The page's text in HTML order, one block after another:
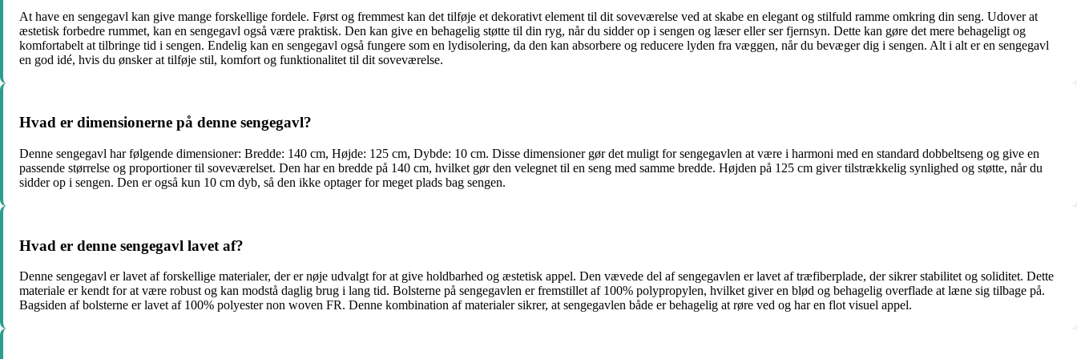
At have en sengegavl kan give mange forskellige fordele. Først og fremmest kan det tilføje et dekorativt element til dit soveværelse ved at skabe en elegant og stilfuld ramme omkring din seng. Udover at
æstetisk forbedre rummet, kan en sengegavl også være praktisk. Den kan give en behagelig støtte til din ryg, når du sidder op i sengen og læser eller ser fjernsyn. Dette kan gøre det mere behageligt og
komfortabelt at tilbringe tid i sengen. Endelig kan en sengegavl også fungere som en lydisolering, da den kan absorbere og reducere lyden fra væggen, når du bevæger dig i sengen. Alt i alt er en sengegavl
en god idé, hvis du ønsker at tilføje stil, komfort og funktionalitet til dit soveværelse.
Hvad er dimensionerne på denne sengegavl?
Denne sengegavl har følgende dimensioner: Bredde: 140 cm, Højde: 125 cm, Dybde: 10 cm. Disse dimensioner gør det muligt for sengegavlen at være i harmoni med en standard dobbeltseng og give en
passende størrelse og proportioner til soveværelset. Den har en bredde på 140 cm, hvilket gør den velegnet til en seng med samme bredde. Højden på 125 cm giver tilstrækkelig synlighed og støtte, når du
sidder op i sengen. Den er også kun 10 cm dyb, så den ikke optager for meget plads bag sengen.
Hvad er denne sengegavl lavet af?
Denne sengegavl er lavet af forskellige materialer, der er nøje udvalgt for at give holdbarhed og æstetisk appel. Den vævede del af sengegavlen er lavet af træfiberplade, der sikrer stabilitet og soliditet. Dette
materiale er kendt for at være robust og kan modstå daglig brug i lang tid. Bolsterne på sengegavlen er fremstillet af 100% polypropylen, hvilket giver en blød og behagelig overflade at læne sig tilbage på.
Bagsiden af bolsterne er lavet af 100% polyester non woven FR. Denne kombination af materialer sikrer, at sengegavlen både er behagelig at røre ved og har en flot visuel appel.